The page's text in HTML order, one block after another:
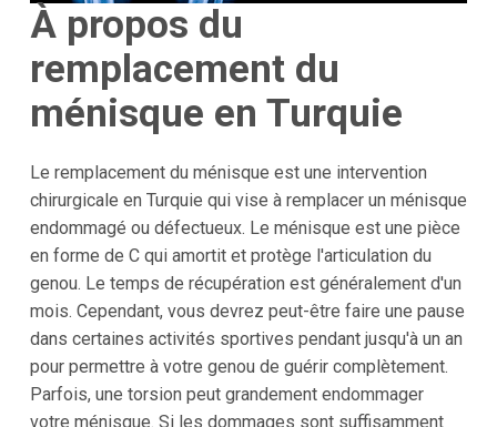
À propos du
remplacement du
ménisque en Turquie
Le remplacement du ménisque est une intervention
chirurgicale en Turquie qui vise à remplacer un ménisque
endommagé ou défectueux. Le ménisque est une pièce
en forme de C qui amortit et protège l'articulation du
genou. Le temps de récupération est généralement d'un
mois. Cependant, vous devrez peut-être faire une pause
dans certaines activités sportives pendant jusqu'à un an
pour permettre à votre genou de guérir complètement.
Parfois, une torsion peut grandement endommager
votre ménisque. Si les dommages sont suffisamment